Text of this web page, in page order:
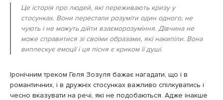
Це історія про людей, які переживають кризу у
стосунках. Вони перестали розуміти один одного, не
чують і не можуть дійти взаєморозуміння. Дівчина не
може справитися зі своїми образами, які накипіли. Вона
виплескує емоції і ця пісня є криком її душі.
Іронічним треком Геля Зозуля бажає нагадати, що і в
романтичних, і в дружніх стосунках важливо спілкуватись і
чесно вказувати на речі, які не подобаються. Адже інакше